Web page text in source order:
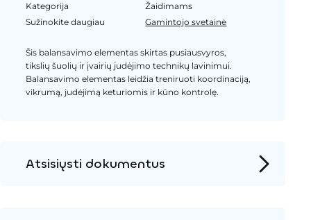
Kategorija
Žaidimams
Sužinokite daugiau
Gamintojo svetainė
Šis balansavimo elementas skirtas pusiausvyros,
tikslių šuolių ir įvairių judėjimo technikų lavinimui.
Balansavimo elementas leidžia treniruoti koordinaciją,
vikrumą, judėjimą keturiomis ir kūno kontrolę.
Atsisiųsti dokumentus